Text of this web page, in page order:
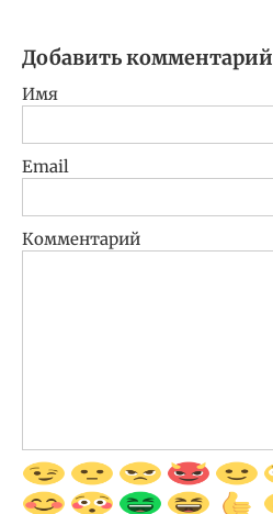
Добавить комментарий
Имя
Email
Комментарий